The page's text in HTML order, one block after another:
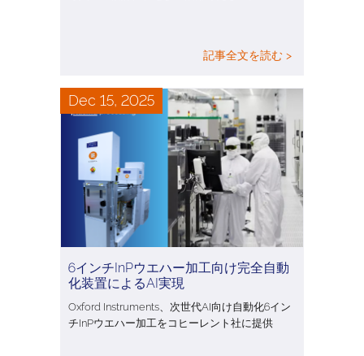
記事全文を読む >
Dec 15, 2025
6インチInPウエハー加工向け完全自動
化装置によるAI実現
Oxford Instruments、次世代AI向け自動化6イン
チInPウエハー加工をコヒーレント社に提供